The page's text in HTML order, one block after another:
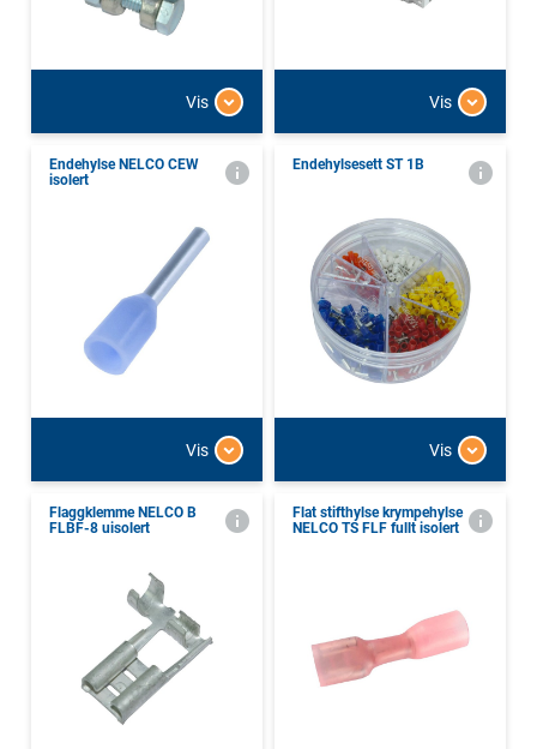
Vis Vis
Endehylse NELCO CEW
isolert
Vis
Endehylsesett ST 1B
Vis
Flaggklemme NELCO B
FLBF-8 uisolert
Flat stifthylse krympehylse
NELCO TS FLF fullt isolert